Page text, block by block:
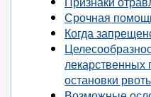
Срочная
Когда
лекарственных
остановки